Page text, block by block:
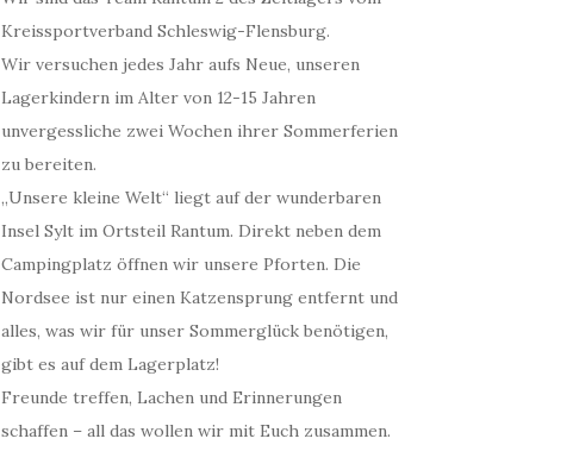
Kreissportverband Schleswig-Flensburg.
Wir versuchen jedes Jahr aufs Neue, unseren
Lagerkindern im Alter von 12-15 Jahren
unvergessliche zwei Wochen ihrer Sommerferien
zu bereiten.
„Unsere kleine Welt“ liegt auf der wunderbaren
Insel Sylt im Ortsteil Rantum. Direkt neben dem
Campingplatz öffnen wir unsere Pforten. Die
Nordsee ist nur einen Katzensprung entfernt und
alles, was wir für unser Sommerglück benötigen,
gibt es auf dem Lagerplatz!
Freunde treffen, Lachen und Erinnerungen
schaffen – all das wollen wir mit Euch zusammen.